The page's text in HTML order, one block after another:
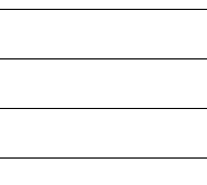
und Podcasts
– Das Kinderprogramm
(UKW + DAB+)
Media